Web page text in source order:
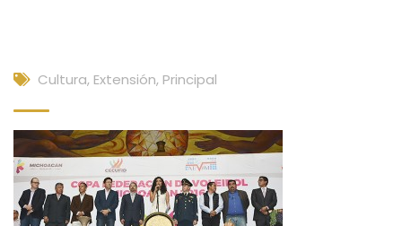
Cultura, Extensión, Principal